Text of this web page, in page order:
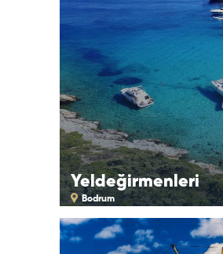
Yeldeğirmenleri
Bodrum